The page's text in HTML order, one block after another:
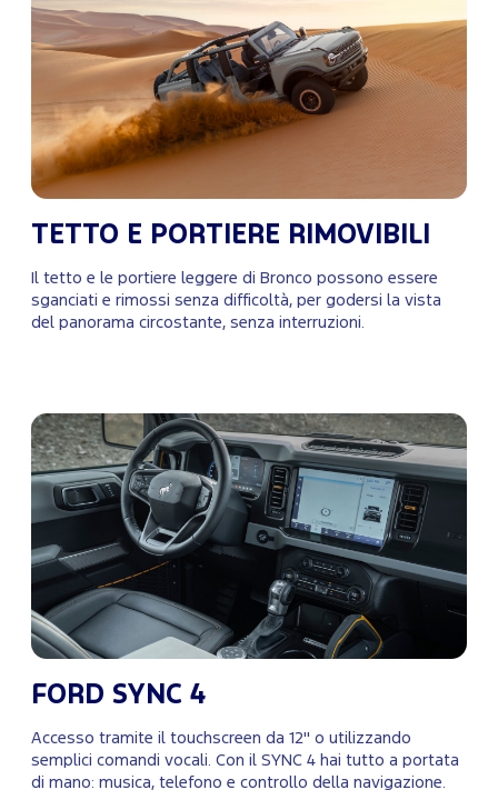
TETTO E PORTIERE RIMOVIBILI
Il tetto e le portiere leggere di Bronco possono essere
sganciati e rimossi senza difficoltà, per godersi la vista
del panorama circostante, senza interruzioni.
FORD SYNC 4
Accesso tramite il touchscreen da 12'' o utilizzando
semplici comandi vocali. Con il SYNC 4 hai tutto a portata
di mano: musica, telefono e controllo della navigazione.